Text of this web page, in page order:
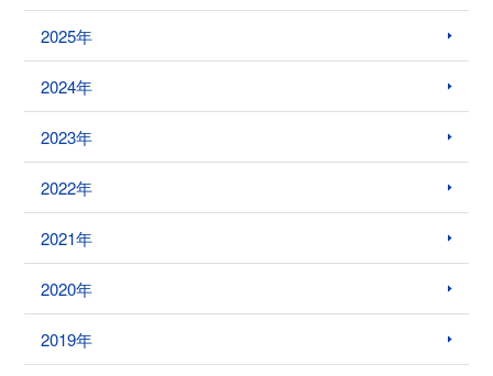
2025年
2024年
2023年
2022年
2021年
2020年
2019年